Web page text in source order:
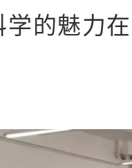
的魅力